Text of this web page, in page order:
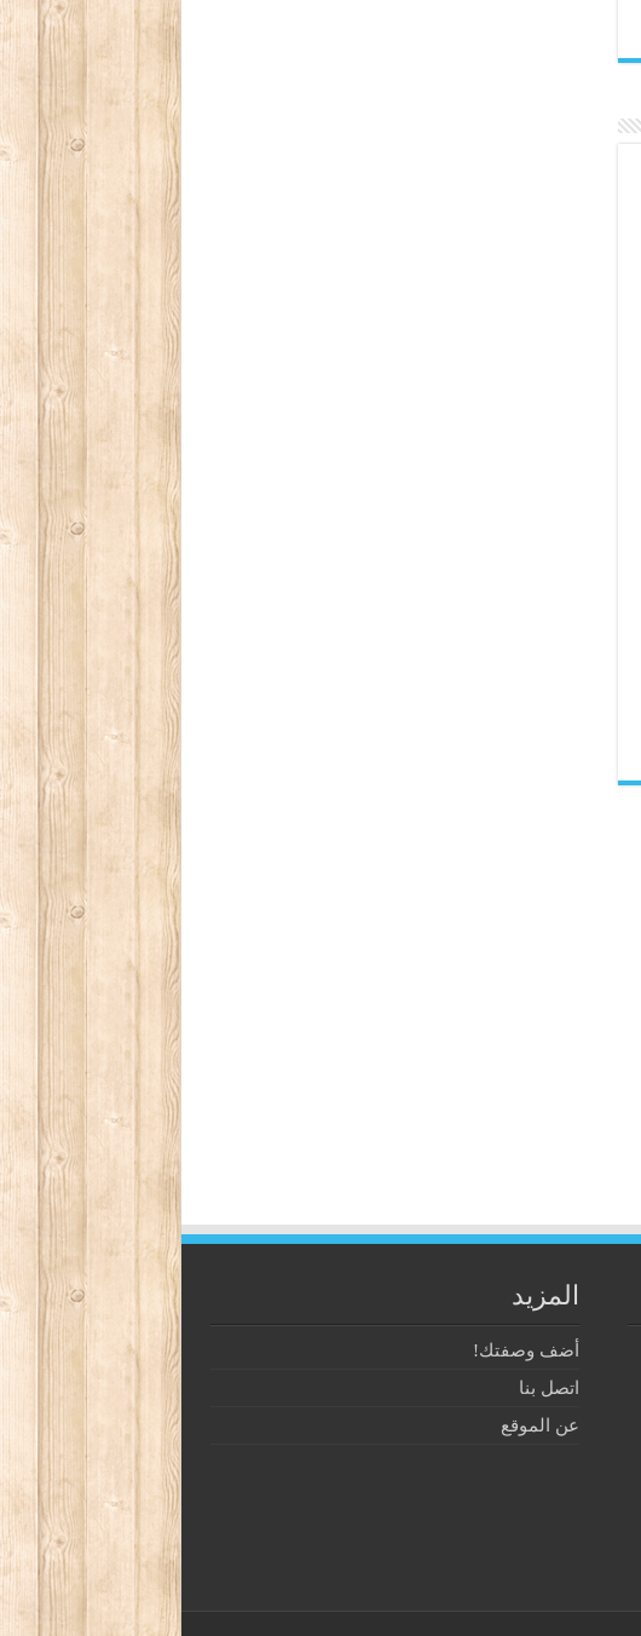
المزيد
أضف وصفتك!
اتصل بنا
عن الموقع